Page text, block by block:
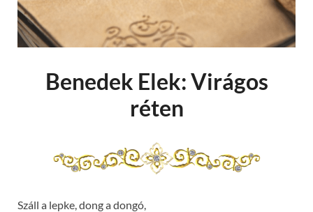
Benedek Elek: Virágos
réten
Száll a lepke, dong a dongó,